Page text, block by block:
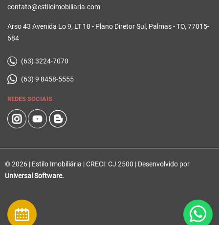
contato@estiloimobiliaria.com
Arso 43 Avenida Lo 9, LT 18 - Plano Diretor Sul, Palmas - TO, 77015-
684
(63) 3224-7070
(63) 9 8458-5555
REDES SOCIAIS
© 2026 | Estilo Imobiliária | CRECI: CJ 2500 | Desenvolvido por
Universal Software.